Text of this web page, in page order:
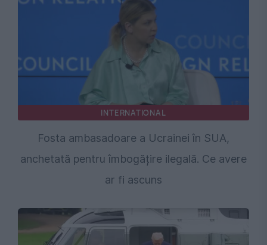
INTERNATIONAL
Fosta ambasadoare a Ucrainei în SUA,
anchetată pentru îmbogățire ilegală. Ce avere
ar fi ascuns